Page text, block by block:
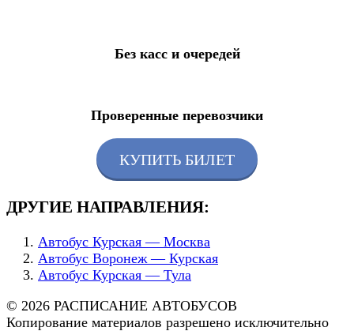
Без касс и очередей
Проверенные перевозчики
КУПИТЬ БИЛЕТ
ДРУГИЕ НАПРАВЛЕНИЯ:
Автобус Курская — Москва
Автобус Воронеж — Курская
Автобус Курская — Тула
© 2026 РАСПИСАНИЕ АВТОБУСОВ
Копирование материалов разрешено исключительно